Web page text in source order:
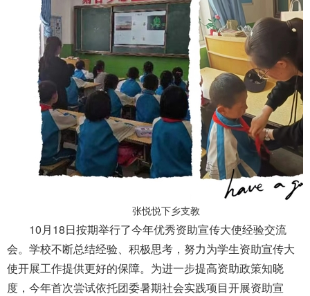
张悦悦下乡支教
10月18日按期举行了今年优秀资助宣传大使经验交流
会。学校不断总结经验、积极思考，努力为学生资助宣传大
使开展工作提供更好的保障。为进一步提高资助政策知晓
度，今年首次尝试依托团委暑期社会实践项目开展资助宣